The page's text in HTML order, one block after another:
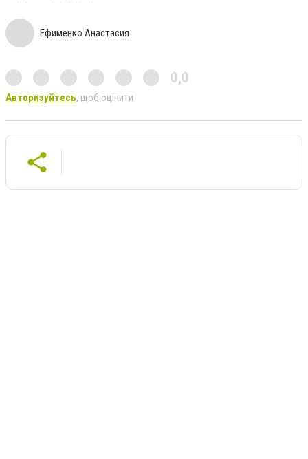
Ефименко Анастасия
0,0
Авторизуйтесь, щоб оцінити